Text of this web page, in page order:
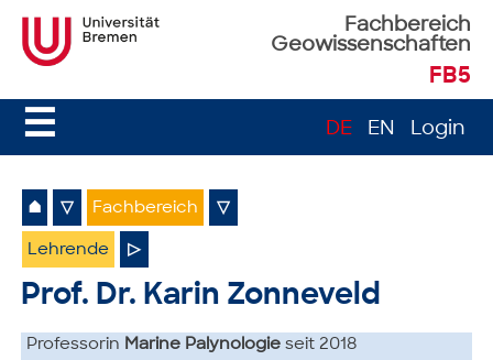
Fachbereich
Geowissenschaften
FB5
☰ DE EN Login
⌂ ▽ Fachbereich ▽
Lehrende ▷
Prof. Dr. Karin Zonneveld
Professorin Marine Palynologieseit 2018